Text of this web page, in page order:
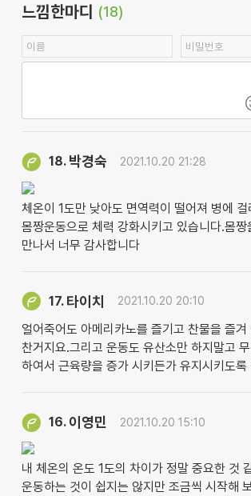
느낌한마디 (18)
18. 박경숙 2021.10.20 21:28
체온이 1도만 낮아도 면역력이 떨어져 병에
몸짱운동으로 체력 강화시키고 있습니다.몸짱
만나서 너무 감사합니다
17. 타이치 2021.10.20 20:10
얼어죽어도 아메리카노를 즐기고 찬물을 즐겨
찬거지요.그리고 운동도 유산소만 하지말고
하여서 근육량을 증가 시키든가 유지시키도록
16. 이영민 2021.10.20 15:10
내 체온의 온도 1도의 차이가 정말 중요한 것
운동하는 것이 쉽지는 않지만 조금씩 시작해